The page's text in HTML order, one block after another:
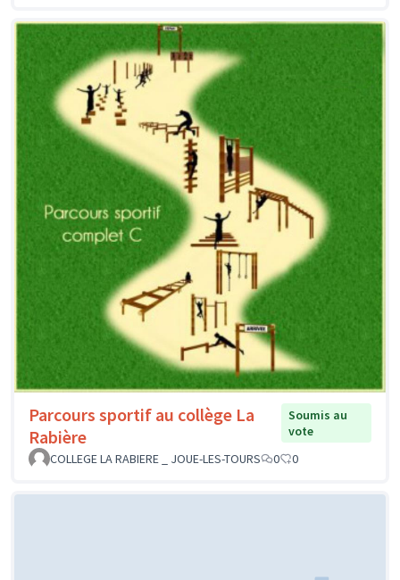
Parcours sportif au collège La
Rabière
Soumis au
vote
COLLEGE LA RABIERE _ JOUE-LES-TOURS
0 0